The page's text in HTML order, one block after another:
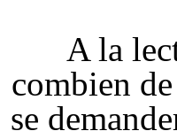
A la
combien
se